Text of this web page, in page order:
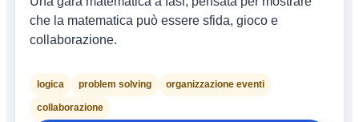
che la matematica può essere sfida, gioco e
collaborazione.
logica problem solving organizzazione eventi
collaborazione